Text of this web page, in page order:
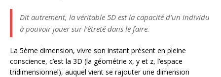
Dit autrement, la véritable 5D est la capacité d’un individu
à pouvoir jouer sur l’êtreté dans le faire.
La 5ème dimension, vivre son instant présent en pleine
conscience, c’est la 3D (la géométrie x, y et z, l’espace
tridimensionnel), auquel vient se rajouter une dimension